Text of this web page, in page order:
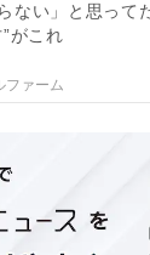
ない」と思って
がこれ
ファーム